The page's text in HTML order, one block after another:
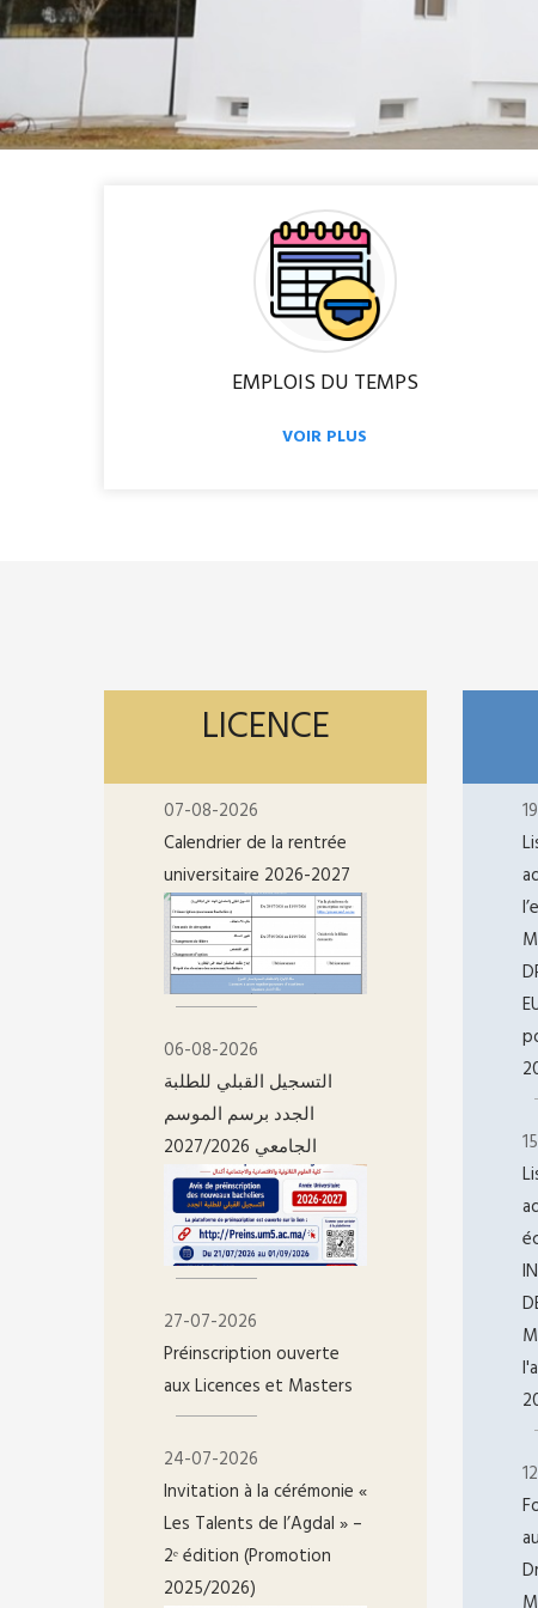
EMPLOIS DU TEMPS
VOIR PLUS
LICENCE
07-08-2026
Calendrier de la rentrée
universitaire 2026-2027
06-08-2026
التسجيل القبلي للطلبة
الجدد برسم الموسم
الجامعي 2027/2026
27-07-2026
Préinscription ouverte
aux Licences et Masters
24-07-2026
Invitation à la cérémonie «
Les Talents de l’Agdal » –
2ᵉ édition (Promotion
2025/2026)